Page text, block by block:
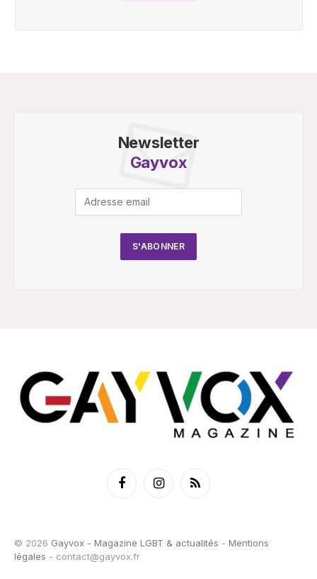
Newsletter
Gayvox
FacebookInstagramRSS
© 2026 Gayvox - Magazine LGBT & actualités - Mentions
légales - contact@gayvox.fr